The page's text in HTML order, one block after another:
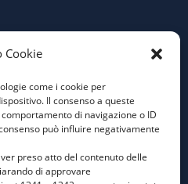
Cookie
come i cookie per
Il consenso a queste
di navigazione o ID
può influire negativamente
preso atto del contenuto delle
di approvare
Policy
Policy
Generali di
di Stato 1